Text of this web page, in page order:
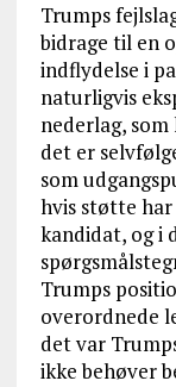
Trumps
bidrage til en
indflydelse i
naturligvis
nederlag,
det er
som
hvis støtte
kandidat, og i
Trumps
overordnede
det var
ikke behøver